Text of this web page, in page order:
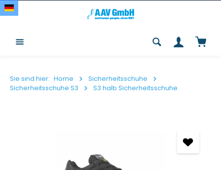
Zum Hauptinhalt springen
Sie sind hier: Home
Sicherheitsschuhe
Sicherheitsschuhe S3
S3 halb Sicherheitsschuhe